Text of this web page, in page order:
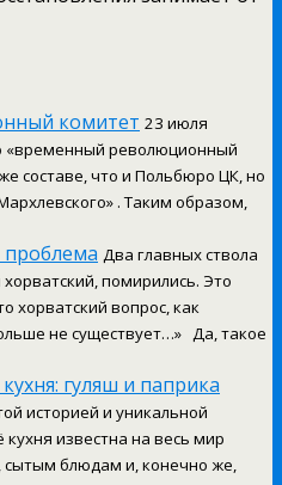
комитет 23 июля
«временный революционный
составе, что и Польбюро ЦК, но
. Таким образом,
проблема Два главных ствола
помирились. Это
хорватский вопрос, как
не существует…» Да, такое
гуляш и паприка
историей и уникальной
кухня известна на весь мир
сытым блюдам и, конечно же,